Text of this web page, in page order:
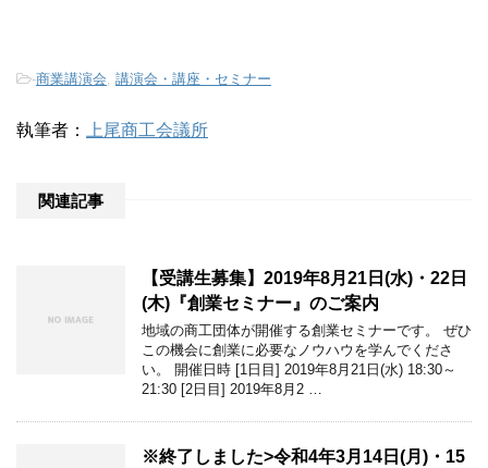
-商業講演会, 講演会・講座・セミナー
執筆者： 上尾商工会議所
関連記事
【受講生募集】2019年8月21日(水)・22日
(木)『創業セミナー』のご案内
地域の商工団体が開催する創業セミナーです。 ぜひ
この機会に創業に必要なノウハウを学んでくださ
い。 開催日時 [1日目] 2019年8月21日(水) 18:30～
21:30 [2日目] 2019年8月2 …
※終了しました>令和4年3月14日(月)・15